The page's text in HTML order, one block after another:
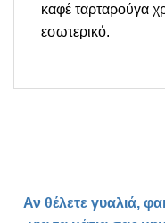
καφέ ταρταρούγα
εσωτερικό.
Αν θέλετε γυαλιά,